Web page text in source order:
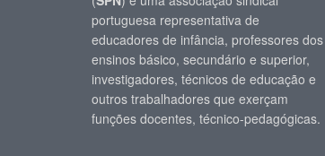
portuguesa representativa de
educadores de infância, professores dos
ensinos básico, secundário e superior,
investigadores, técnicos de educação e
outros trabalhadores que exerçam
funções docentes, técnico-pedagógicas.